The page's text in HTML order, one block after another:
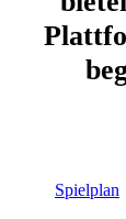
Spielplan